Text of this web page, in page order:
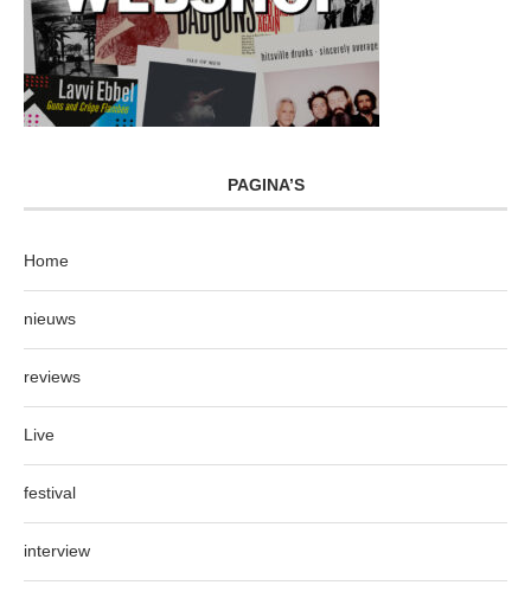
PAGINA’S
Home
nieuws
reviews
Live
festival
interview